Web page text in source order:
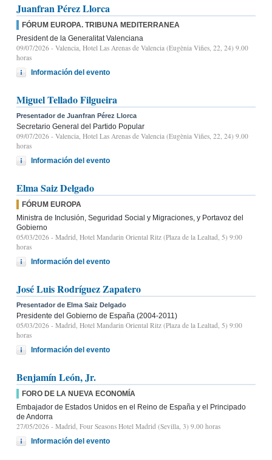
Juanfran Pérez Llorca
FÓRUM EUROPA. TRIBUNA MEDITERRANEA
President de la Generalitat Valenciana
09/07/2026 - Valencia, Hotel Las Arenas de Valencia (Eugènia Viñes, 22, 24) 9.00
horas
Información del evento
Miguel Tellado Filgueira
Presentador de Juanfran Pérez Llorca
Secretario General del Partido Popular
09/07/2026 - Valencia, Hotel Las Arenas de Valencia (Eugènia Viñes, 22, 24) 9.00
horas
Información del evento
Elma Saiz Delgado
FÓRUM EUROPA
Ministra de Inclusión, Seguridad Social y Migraciones, y Portavoz del
Gobierno
05/03/2026 - Madrid, Hotel Mandarin Oriental Ritz (Plaza de la Lealtad, 5) 9:00
horas
Información del evento
José Luis Rodríguez Zapatero
Presentador de Elma Saiz Delgado
Presidente del Gobierno de España (2004-2011)
05/03/2026 - Madrid, Hotel Mandarin Oriental Ritz (Plaza de la Lealtad, 5) 9:00
horas
Información del evento
Benjamín León, Jr.
FORO DE LA NUEVA ECONOMÍA
Embajador de Estados Unidos en el Reino de España y el Principado
de Andorra
27/05/2026 - Madrid, Four Seasons Hotel Madrid (Sevilla, 3) 9.00 horas
Información del evento